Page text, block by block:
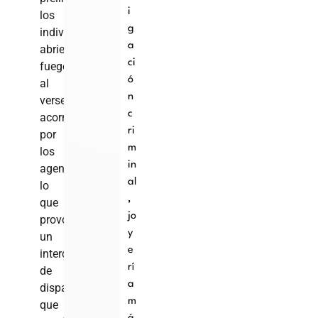
los
individuos
abrieron
fuego
al
verse
acorralados
por
los
agentes,
lo
que
provocó
un
intercambio
de
disparos
que
i
g
a
ci
ó
n
c
ri
m
in
al
,
jo
y
e
rí
a
m